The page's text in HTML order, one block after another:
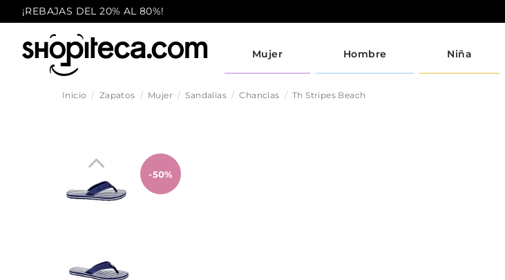
¡REBAJAS DEL 20% AL 80%!
Mujer Hombre Niña
Inicio Zapatos Mujer Sandalias Chanclas Th Stripes Beach
-50%